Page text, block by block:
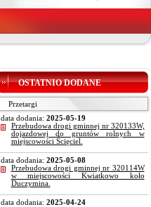
OSTATNIO DODANE
Przetargi
data dodania: 2025-05-19
Przebudowa drogi gminnej nr 320133W,
dojazdowej do gruntów rolnych w
miejscowości Ścięciel.
data dodania: 2025-05-08
Przebudowa drogi gminnej nr 320114W
w miejscowości Kwiatkowo koło
Duczymina.
data dodania: 2025-04-24